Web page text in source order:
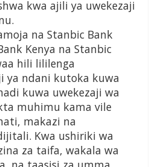
kwa ajili ya uwekezaji
na Stanbic Bank
Kenya na Stanbic
hili lililenga
ya ndani kutoka kuwa
kuwa uwekezaji wa
muhimu kama vile
makazi na
Kwa ushiriki wa
za taifa, wakala wa